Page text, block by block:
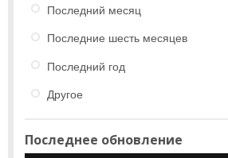
Последний месяц
Последние шесть месяцев
Последний год
Другое
Последнее обновление